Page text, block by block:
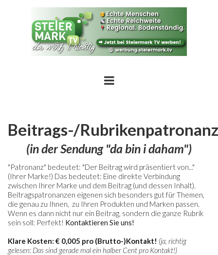
Beitrags-/Rubrikenpatronanz
(in der Sendung "da bin i daham")
"Patronanz" bedeutet: "Der Beitrag wird präsentiert von..."
(Ihrer Marke!) Das bedeutet: Eine direkte Verbindung
zwischen Ihrer Marke und dem Beitrag (und dessen Inhalt).
Beitragspatronanzen eigenen sich besonders gut für Themen,
die genau zu Ihnen, zu Ihren Produkten und Marken passen.
Wenn es dann nicht nur ein Beitrag, sondern die ganze Rubrik
sein soll: Perfekt! Kontaktieren Sie uns!
Klare Kosten: € 0,005 pro (Brutto-)Kontakt! (ja, richtig
gelesen: Das sind gerade mal ein halber Cent pro Kontakt!)